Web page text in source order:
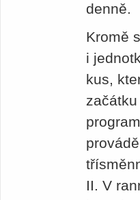
denně.
Kromě
i
kus,
II. V